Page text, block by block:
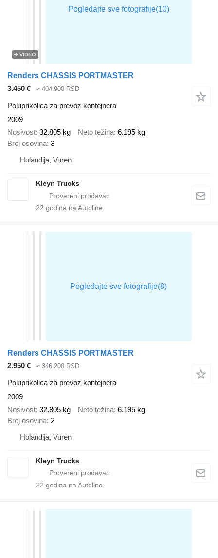
VIDEO
Renders CHASSIS PORTMASTER
3.450 €
≈ 404.900 RSD
Poluprikolica za prevoz kontejnera
2009
Nosivost 32.805 kg Neto težina 6.195 kg
Broj osovina 3
Holandija, Vuren
Kleyn Trucks
22 godina na Autoline
Renders CHASSIS PORTMASTER
2.950 €
≈ 346.200 RSD
Poluprikolica za prevoz kontejnera
2009
Nosivost 32.805 kg Neto težina 6.195 kg
Broj osovina 2
Holandija, Vuren
Kleyn Trucks
22 godina na Autoline